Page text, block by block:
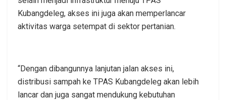
Kubangdeleg, akses ini juga akan memperlancar
aktivitas warga setempat di sektor pertanian.
“Dengan dibangunnya lanjutan jalan akses ini,
distribusi sampah ke TPAS Kubangdeleg akan lebih
lancar dan juga sangat mendukung kebutuhan